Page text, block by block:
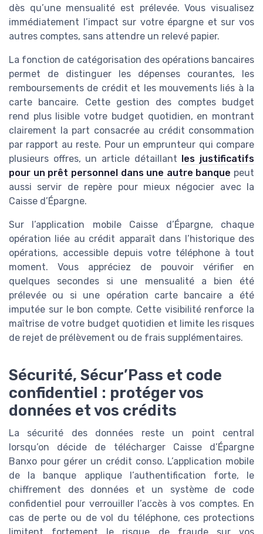
dès qu’une mensualité est prélevée. Vous visualisez
immédiatement l’impact sur votre épargne et sur vos
autres comptes, sans attendre un relevé papier.
La fonction de catégorisation des opérations bancaires
permet de distinguer les dépenses courantes, les
remboursements de crédit et les mouvements liés à la
carte bancaire. Cette gestion des comptes budget
rend plus lisible votre budget quotidien, en montrant
clairement la part consacrée au crédit consommation
par rapport au reste. Pour un emprunteur qui compare
plusieurs offres, un article détaillant les justificatifs
pour un prêt personnel dans une autre banque peut
aussi servir de repère pour mieux négocier avec la
Caisse d’Épargne.
Sur l’application mobile Caisse d’Épargne, chaque
opération liée au crédit apparaît dans l’historique des
opérations, accessible depuis votre téléphone à tout
moment. Vous appréciez de pouvoir vérifier en
quelques secondes si une mensualité a bien été
prélevée ou si une opération carte bancaire a été
imputée sur le bon compte. Cette visibilité renforce la
maîtrise de votre budget quotidien et limite les risques
de rejet de prélèvement ou de frais supplémentaires.
Sécurité, Sécur’Pass et code
confidentiel : protéger vos
données et vos crédits
La sécurité des données reste un point central
lorsqu’on décide de télécharger Caisse d’Épargne
Banxo pour gérer un crédit conso. L’application mobile
de la banque applique l’authentification forte, le
chiffrement des données et un système de code
confidentiel pour verrouiller l’accès à vos comptes. En
cas de perte ou de vol du téléphone, ces protections